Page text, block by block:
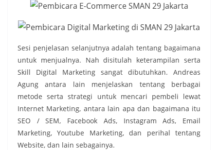
Sesi penjelasan selanjutnya adalah tentang bagaimana
untuk menjualnya. Nah disitulah keterampilan serta
Skill Digital Marketing sangat dibutuhkan. Andreas
Agung antara lain menjelaskan tentang berbagai
metode serta strategi untuk mencari pembeli lewat
Internet Marketing, antara lain apa dan bagaimana itu
SEO / SEM, Facebook Ads, Instagram Ads, Email
Marketing, Youtube Marketing, dan perihal tentang
Website, dan lain sebagainya.